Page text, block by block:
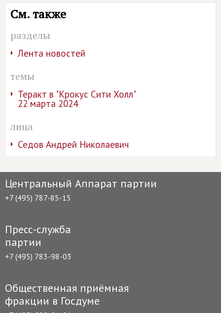
См. также
разделы
Лента новостей
темы
Теракт в "Крокус Сити Холл"
22 марта 2024
лица
Седов Андрей Николаевич
Центральный Аппарат партии
+7 (495) 787-85-15
Пресс-служба
партии
+7 (495) 783-98-03
Общественная приёмная
фракции в Госдуме